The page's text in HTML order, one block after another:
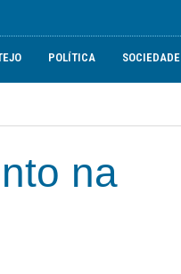
POLÍTICA SOCIEDADE
na